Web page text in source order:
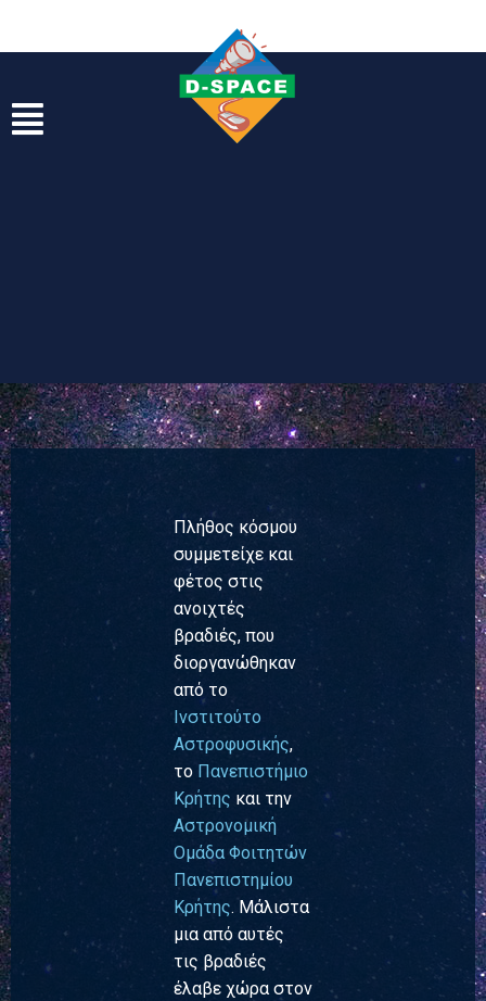
Πλήθος κόσμου
συμμετείχε και
φέτος στις
ανοιχτές
βραδιές, που
διοργανώθηκαν
από το
Ινστιτούτο
Αστροφυσικής,
το Πανεπιστήμιο
Κρήτης και την
Αστρονομική
Ομάδα Φοιτητών
Πανεπιστημίου
Κρήτης. Μάλιστα
μια από αυτές
τις βραδιές
έλαβε χώρα στον